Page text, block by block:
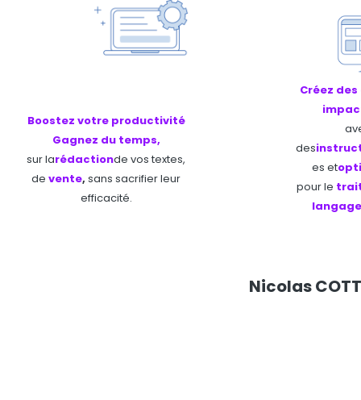
Boostez votre productivité
Gagnez du temps,
sur larédactionde vos textes,
devente, sans sacrifier leur
efficacité.
Créez
des
es et
pour le
langage
Nicolas